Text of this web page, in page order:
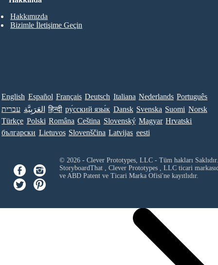
Hakkımızda
Bizimle İletişime Geçin
English Español Français Deutsch Italiana Nederlands Português
עברית العَرَبِيَّة हिन्दी ру́сский язы́к Dansk Svenska Suomi Norsk
Türkçe Polski Româna Ceština Slovenský Magyar Hrvatski
български Lietuvos Slovenščina Latvijas eesti
© 2026 - Clever Prototypes, LLC - Tüm hakları Saklıdır.
StoryboardThat , Clever Prototypes , LLCticari
ve ABD Patent ve Ticari Marka Ofisi'ne kayıtlıdır.